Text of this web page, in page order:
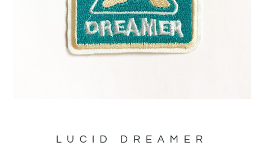
LUCID DREAMER